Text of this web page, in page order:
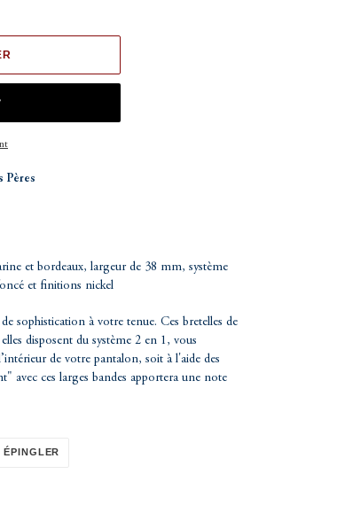
Pères
et bordeaux, largeur de 38 mm, système
et finitions nickel
sophistication à votre tenue. Ces bretelles de
disposent du système 2 en 1, vous
de votre pantalon, soit à l'aide des
avec ces larges bandes apportera une note
ÉPINGLER